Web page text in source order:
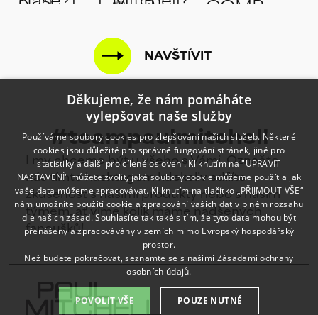
NAVŠTÍVIT
#teampaulmitchell
I my chceme být u všeho s Vámi. Označte
nás tímto hashtagem kdekoliv sdílíte
zkušenost s našimi produkty nebo s naším
týmem, ať víme kolik máme nadšených
fanoušků!
Děkujeme, že nám pomáháte
vylepšovat naše služby
Používáme soubory cookies pro zlepšování našich služeb. Některé
cookies jsou důležité pro správné fungování stránek, jiné pro
statistiky a další pro cílené oslovení. Kliknutím na "UPRAVIT
NASTAVENÍ" můžete zvolit, jaké soubory cookie můžeme použít a jak
vaše data můžeme zpracovávat. Kliknutím na tlačítko „PŘIJMOUT VŠE“
nám umožníte použití cookie a zpracování vašich dat v plném rozsahu
dle našich zásad. Souhlasíte tak také s tím, že tyto data mohou být
přenášeny a zpracovávány v zemích mimo Evropský hospodářský
prostor.
Než budete pokračovat, seznamte se s našimi Zásadami ochrany
osobních údajů.
POVOLIT VŠE POUZE NUTNÉ